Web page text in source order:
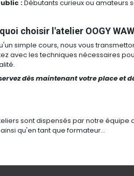
:Débutants curieux ou amateurs
choisir l'atelier OOGY
simple cours, nous vous
avec les techniques nécessaires
dès maintenant votre place et
sont dispensés par notre
qu'en tant que formateur...